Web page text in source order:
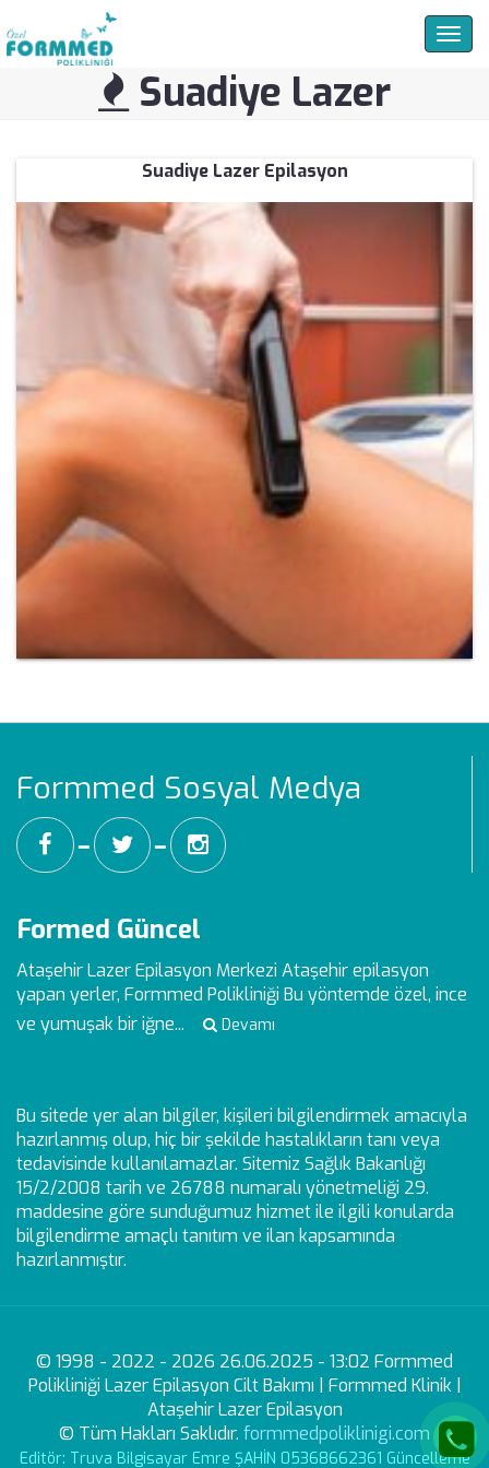
Suadiye Lazer
Suadiye Lazer Epilasyon
Formmed Sosyal Medya
━ ━
Formed Güncel
Ataşehir Lazer Epilasyon Merkezi Ataşehir epilasyon
yapan yerler, Formmed Polikliniği Bu yöntemde özel, ince
ve yumuşak bir iğne...
Devamı
Bu sitede yer alan bilgiler, kişileri bilgilendirmek amacıyla
hazırlanmış olup, hiç bir şekilde hastalıkların tanı veya
tedavisinde kullanılamazlar. Sitemiz Sağlık Bakanlığı
15/2/2008 tarih ve 26788 numaralı yönetmeliği 29.
maddesine göre sunduğumuz hizmet ile ilgili konularda
bilgilendirme amaçlı tanıtım ve ilan kapsamında
hazırlanmıştır.
© 1998 - 2022 - 2026 26.06.2025 - 13:02 Formmed
Polikliniği Lazer Epilasyon Cilt Bakımı | Formmed Klinik |
Ataşehir Lazer Epilasyon
© Tüm Hakları Saklıdır. formmedpoliklinigi.com
Editör: Truva Bilgisayar Emre ŞAHİN 05368662361 Güncelleme